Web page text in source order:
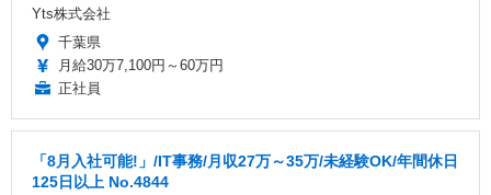
Yts株式会社
千葉県
月給30万7,100円～60万円
正社員
「8月入社可能!」/IT事務/月収27万～35万/未経験OK/年間休日
125日以上 No.4844